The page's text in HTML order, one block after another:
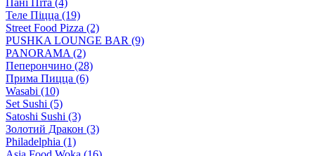
Теле Піцца (19)
Street Food Pizza (2)
PUSHKA LOUNGE BAR (9)
PANORAMA (2)
Пеперончино (28)
Прима Пицца (6)
Wasabi (10)
Set Sushi (5)
Satoshi Sushi (3)
Золотий Дракон (3)
Philadelphia (1)